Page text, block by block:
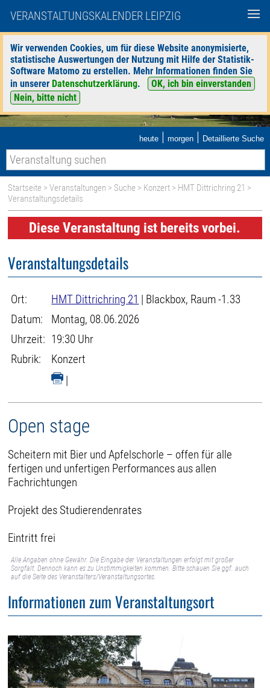
VERANSTALTUNGSKALENDER LEIPZIG
Wir verwenden Cookies, um für diese Website anonymisierte,
statistische Auswertungen der Nutzung mit Hilfe der Statistik-
Software Matomo zu erstellen. Mehr Informationen finden Sie
in unserer Datenschutzerklärung.
OK, ich bin einverstanden
Nein, bitte nicht
heute | morgen | Detaillierte Suche
Startseite >Veranstaltungen > Suche > Konzert > HMT Dittrichring 21 >
Veranstaltungsdetails
Diese Veranstaltung ist bereits vorbei.
Veranstaltungsdetails
Ort: HMT Dittrichring 21 | Blackbox, Raum -1.33
Datum:
Montag, 08.06.2026
Uhrzeit: 19:30 Uhr
Rubrik:
Konzert
|
Open stage
Scheitern mit Bier und Apfelschorle – offen für alle
fertigen und unfertigen Performances aus allen
Fachrichtungen
Projekt des Studierendenrates
Eintritt frei
Alle Angaben ohne Gewähr. Die Eingabe der Veranstaltungen erfolgt mit großer
Sorgfalt. Dennoch kann es zu Unstimmigkeiten kommen. Bitte schauen Sie ggf. auch
auf die Seite des Veranstalters/Veranstaltungsortes.
Informationen zum Veranstaltungsort